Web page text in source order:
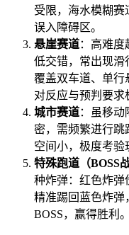
受限，海水模糊
误入障碍区。
悬崖赛道：高难
低交错，常出现滑
覆盖双车道、单行
对反应与预判要求
城市赛道：虽移
密，需频繁进行
空间小，极度考验
特殊跑道（BOSS战
种炸弹：红色炸弹
精准踢回蓝色炸弹
BOSS，赢得胜利。